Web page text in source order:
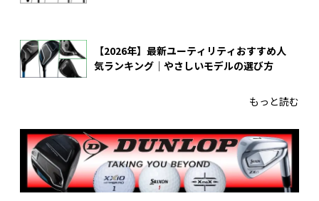
【2026年】最新ユーティリティおすすめ人
気ランキング｜やさしいモデルの選び方
もっと読む